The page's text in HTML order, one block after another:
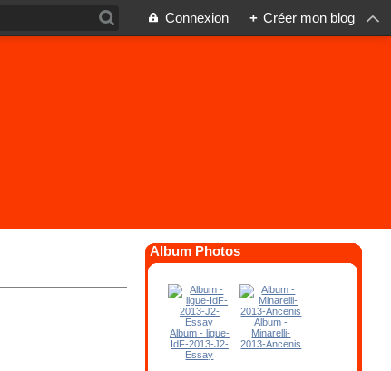
Connexion + Créer mon blog
Album Photos
Album - ligue-
IdF-2013-J2-
Essay
Album -
Minarelli-
2013-Ancenis